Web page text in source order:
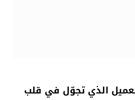
الذي تجوّل في قلب